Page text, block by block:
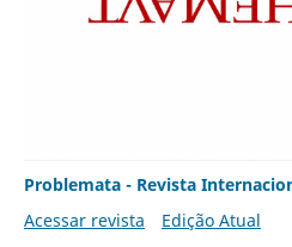
Problemata - Revista
Acessar revista
Edição Atual